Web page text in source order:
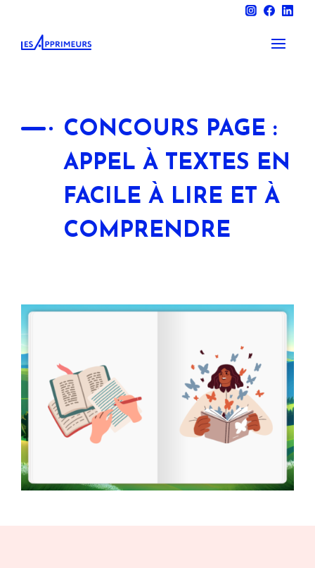
CONCOURS PAGE :
APPEL À TEXTES EN
FACILE À LIRE ET À
COMPRENDRE